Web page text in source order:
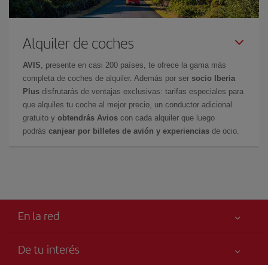
Alquiler de coches
AVIS , presente en casi 200 países, te ofrece la gama más
completa de coches de alquiler. Además por ser socio Iberia
Plus disfrutarás de ventajas exclusivas: tarifas especiales para
que alquiles tu coche al mejor precio, un conductor adicional
gratuito y obtendrás Avios con cada alquiler que luego
podrás canjear por billetes de avión y experiencias de ocio.
En la red
De tu interés